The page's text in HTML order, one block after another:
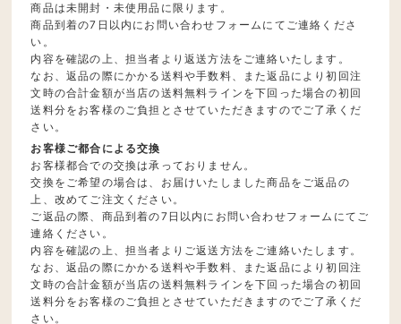
商品は未開封・未使用品に限ります。
商品到着の7日以内にお問い合わせフォームにてご連絡くださ
い。
内容を確認の上、担当者より返送方法をご連絡いたします。
なお、返品の際にかかる送料や手数料、また返品により初回注
文時の合計金額が当店の送料無料ラインを下回った場合の初回
送料分をお客様のご負担とさせていただきますのでご了承くだ
さい。
お客様ご都合による交換
お客様都合での交換は承っておりません。
交換をご希望の場合は、お届けいたしました商品をご返品の
上、改めてご注文ください。
ご返品の際、商品到着の7日以内にお問い合わせフォームにてご
連絡ください。
内容を確認の上、担当者よりご返送方法をご連絡いたします。
なお、返品の際にかかる送料や手数料、また返品により初回注
文時の合計金額が当店の送料無料ラインを下回った場合の初回
送料分をお客様のご負担とさせていただきますのでご了承くだ
さい。